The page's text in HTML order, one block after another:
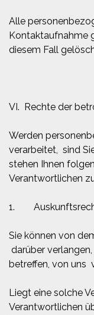
Alle
Kontaktaufnahme
diesem Fall
VI. Rechte der
Werden
verarbeitet, sind
stehen Ihnen
Verantwortlichen
1.
Sie können von
darüber
betreffen, von uns
Liegt eine solche
Verantwortlichen